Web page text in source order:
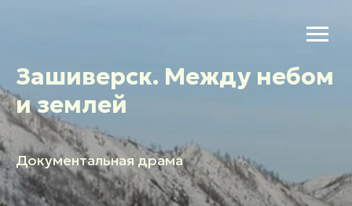
Зашиверск. Между небом
и землей
Документальная драма